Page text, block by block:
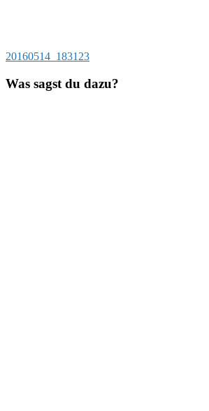
Beitragsnavigation
Vorheriger
20160514_183123
Was sagst du dazu?